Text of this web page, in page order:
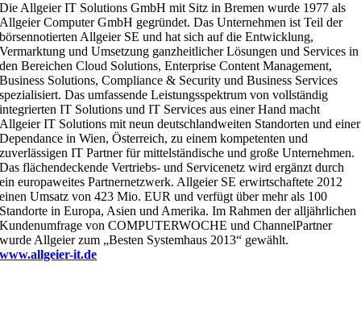
Die Allgeier IT Solutions GmbH mit Sitz in Bremen wurde 1977 als
Allgeier Computer GmbH gegründet. Das Unternehmen ist Teil der
börsennotierten Allgeier SE und hat sich auf die Entwicklung,
Vermarktung und Umsetzung ganzheitlicher Lösungen und Services in
den Bereichen Cloud Solutions, Enterprise Content Management,
Business Solutions, Compliance & Security und Business Services
spezialisiert. Das umfassende Leistungsspektrum von vollständig
integrierten IT Solutions und IT Services aus einer Hand macht
Allgeier IT Solutions mit neun deutschlandweiten Standorten und einer
Dependance in Wien, Österreich, zu einem kompetenten und
zuverlässigen IT Partner für mittelständische und große Unternehmen.
Das flächendeckende Vertriebs- und Servicenetz wird ergänzt durch
ein europaweites Partnernetzwerk. Allgeier SE erwirtschaftete 2012
einen Umsatz von 423 Mio. EUR und verfügt über mehr als 100
Standorte in Europa, Asien und Amerika. Im Rahmen der alljährlichen
Kundenumfrage von COMPUTERWOCHE und ChannelPartner
wurde Allgeier zum „Besten Systemhaus 2013“ gewählt.
www.allgeier-it.de